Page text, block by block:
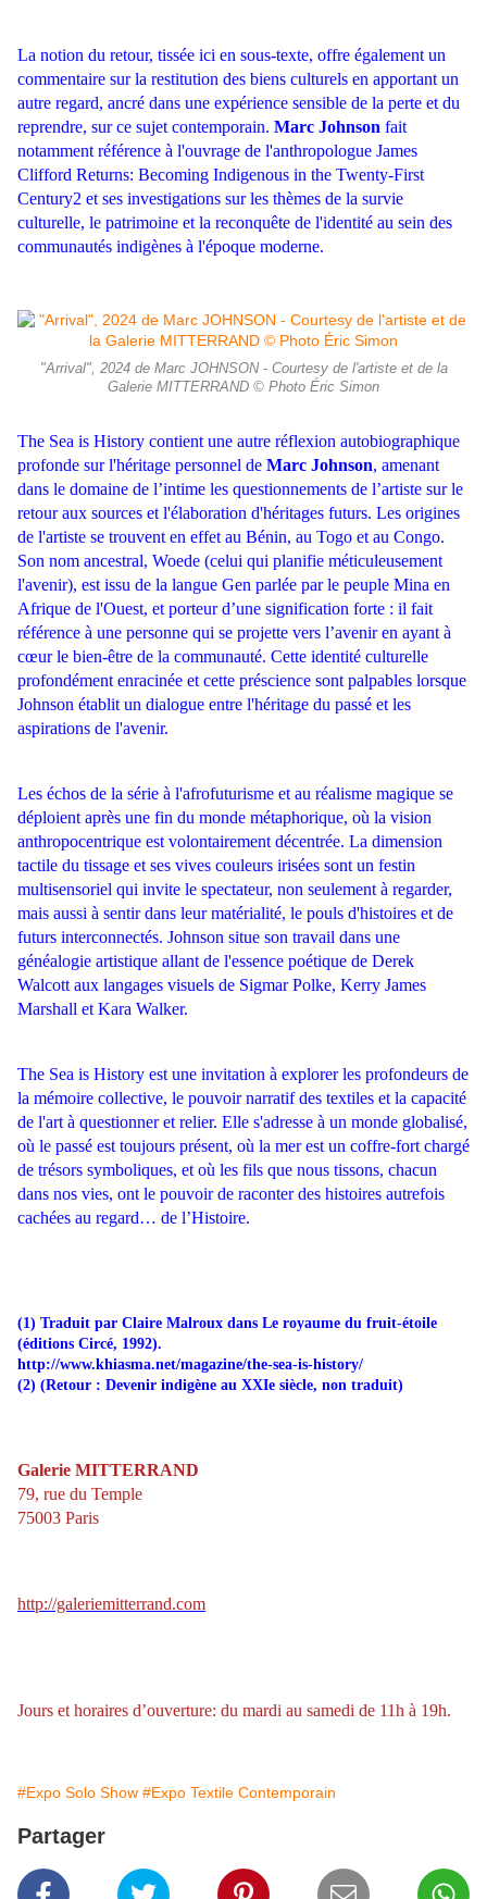
La notion du retour, tissée ici en sous-texte, offre également un
commentaire sur la restitution des biens culturels en apportant un
autre regard, ancré dans une expérience sensible de la perte et du
reprendre, sur ce sujet contemporain. Marc Johnson fait
notamment référence à l'ouvrage de l'anthropologue James
Clifford Returns: Becoming Indigenous in the Twenty-First
Century2 et ses investigations sur les thèmes de la survie
culturelle, le patrimoine et la reconquête de l'identité au sein des
communautés indigènes à l'époque moderne.
"Arrival", 2024 de Marc JOHNSON - Courtesy de l'artiste et de la
Galerie MITTERRAND © Photo Éric Simon
The Sea is History contient une autre réflexion autobiographique
profonde sur l'héritage personnel de Marc Johnson, amenant
dans le domaine de l’intime les questionnements de l’artiste sur le
retour aux sources et l'élaboration d'héritages futurs. Les origines
de l'artiste se trouvent en effet au Bénin, au Togo et au Congo.
Son nom ancestral, Woede (celui qui planifie méticuleusement
l'avenir), est issu de la langue Gen parlée par le peuple Mina en
Afrique de l'Ouest, et porteur d’une signification forte : il fait
référence à une personne qui se projette vers l’avenir en ayant à
cœur le bien-être de la communauté. Cette identité culturelle
profondément enracinée et cette préscience sont palpables lorsque
Johnson établit un dialogue entre l'héritage du passé et les
aspirations de l'avenir.
Les échos de la série à l'afrofuturisme et au réalisme magique se
déploient après une fin du monde métaphorique, où la vision
anthropocentrique est volontairement décentrée. La dimension
tactile du tissage et ses vives couleurs irisées sont un festin
multisensoriel qui invite le spectateur, non seulement à regarder,
mais aussi à sentir dans leur matérialité, le pouls d'histoires et de
futurs interconnectés. Johnson situe son travail dans une
généalogie artistique allant de l'essence poétique de Derek
Walcott aux langages visuels de Sigmar Polke, Kerry James
Marshall et Kara Walker.
The Sea is History est une invitation à explorer les profondeurs de
la mémoire collective, le pouvoir narratif des textiles et la capacité
de l'art à questionner et relier. Elle s'adresse à un monde globalisé,
où le passé est toujours présent, où la mer est un coffre-fort chargé
de trésors symboliques, et où les fils que nous tissons, chacun
dans nos vies, ont le pouvoir de raconter des histoires autrefois
cachées au regard… de l’Histoire.
(1) Traduit par Claire Malroux dans Le royaume du fruit-étoile
(éditions Circé, 1992).
http://www.khiasma.net/magazine/the-sea-is-history/
(2) (Retour : Devenir indigène au XXIe siècle, non traduit)
Galerie MITTERRAND
79, rue du Temple
75003 Paris
http://galeriemitterrand.com
Jours et horaires d’ouverture: du mardi au samedi de 11h à 19h.
#Expo Solo Show #Expo Textile Contemporain
Partager